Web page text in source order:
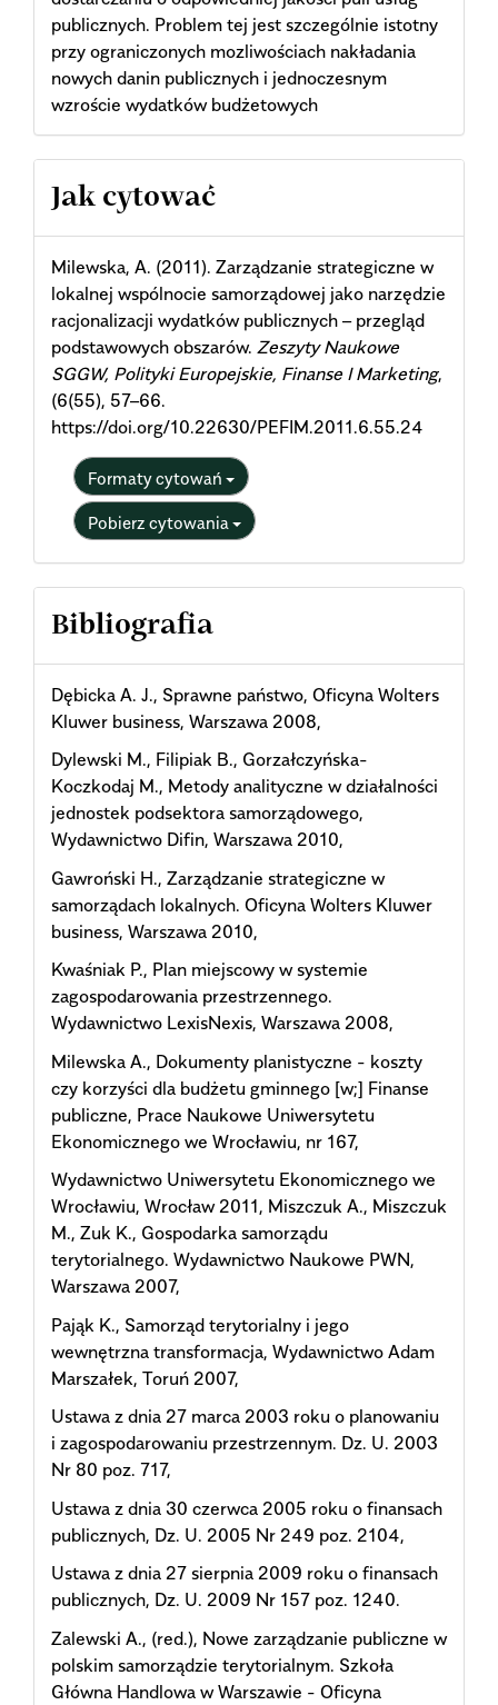
publicznych. Problem tej jest szczególnie istotny
przy ograniczonych mozliwościach nakładania
nowych danin publicznych i jednoczesnym
wzroście wydatków budżetowych
Article
Details
Jak cytować
Milewska, A. (2011). Zarządzanie strategiczne w
lokalnej wspólnocie samorządowej jako narzędzie
racjonalizacji wydatków publicznych – przegląd
podstawowych obszarów. Zeszyty Naukowe
SGGW, Polityki Europejskie, Finanse I Marketing,
(6(55), 57–66.
https://doi.org/10.22630/PEFIM.2011.6.55.24
Formaty cytowań
Pobierz cytowania
Bibliografia
Dębicka A. J., Sprawne państwo, Oficyna Wolters
Kluwer business, Warszawa 2008,
Dylewski M., Filipiak B., Gorzałczyńska-
Koczkodaj M., Metody analityczne w działalności
jednostek podsektora samorządowego,
Wydawnictwo Difin, Warszawa 2010,
Gawroński H., Zarządzanie strategiczne w
samorządach lokalnych. Oficyna Wolters Kluwer
business, Warszawa 2010,
Kwaśniak P., Plan miejscowy w systemie
zagospodarowania przestrzennego.
Wydawnictwo LexisNexis, Warszawa 2008,
Milewska A., Dokumenty planistyczne - koszty
czy korzyści dla budżetu gminnego [w;] Finanse
publiczne, Prace Naukowe Uniwersytetu
Ekonomicznego we Wrocławiu, nr 167,
Wydawnictwo Uniwersytetu Ekonomicznego we
Wrocławiu, Wrocław 2011, Miszczuk A., Miszczuk
M., Zuk K., Gospodarka samorządu
terytorialnego. Wydawnictwo Naukowe PWN,
Warszawa 2007,
Pająk K., Samorząd terytorialny i jego
wewnętrzna transformacja, Wydawnictwo Adam
Marszałek, Toruń 2007,
Ustawa z dnia 27 marca 2003 roku o planowaniu
i zagospodarowaniu przestrzennym. Dz. U. 2003
Nr 80 poz. 717,
Ustawa z dnia 30 czerwca 2005 roku o finansach
publicznych, Dz. U. 2005 Nr 249 poz. 2104,
Ustawa z dnia 27 sierpnia 2009 roku o finansach
publicznych, Dz. U. 2009 Nr 157 poz. 1240.
Zalewski A., (red.), Nowe zarządzanie publiczne w
polskim samorządzie terytorialnym. Szkoła
Główna Handlowa w Warszawie - Oficyna